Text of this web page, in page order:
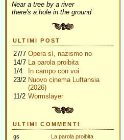
Near a tree by a river
there's a hole in the ground
ULTIMI POST
27/7 Opera sì, nazismo no
14/7 La parola proibita
1/4
In campo con voi
23/2 Nuovo cinema Luftansia
(2026)
11/2 Wormslayer
ULTIMI COMMENTI
gs
La parola proibita